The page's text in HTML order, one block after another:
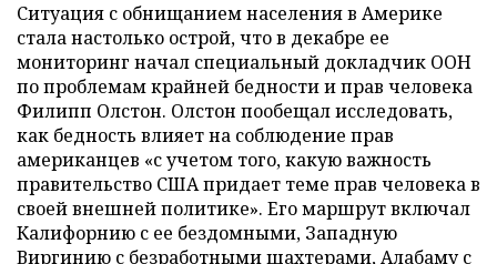
Ситуация с обнищанием населения в Америке
стала настолько острой, что в декабре ее
мониторинг начал специальный докладчик ООН
по проблемам крайней бедности и прав человека
Филипп Олстон. Олстон пообещал исследовать,
как бедность влияет на соблюдение прав
американцев «с учетом того, какую важность
правительство США придает теме прав человека в
своей внешней политике». Его маршрут включал
Калифорнию с ее бездомными, Западную
Виргинию с безработными шахтерами, Алабаму с